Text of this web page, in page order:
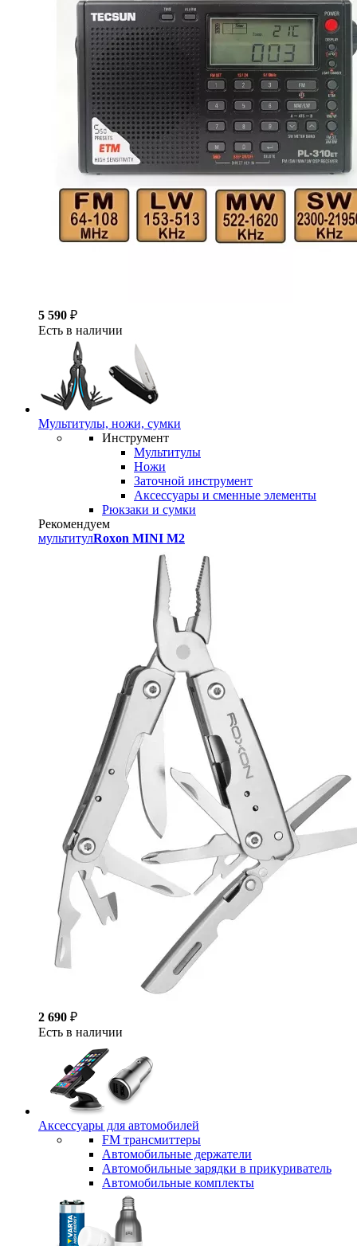
5 590 ₽
Есть в наличии
Мультитулы, ножи, сумки
Инструмент
Мультитулы
Ножи
Заточной инструмент
Аксессуары и сменные элементы
Рюкзаки и сумки
Рекомендуем
мультитулRoxon MINI M2
2 690 ₽
Есть в наличии
Аксессуары для автомобилей
FM трансмиттеры
Автомобильные держатели
Автомобильные зарядки в прикуриватель
Автомобильные комплекты